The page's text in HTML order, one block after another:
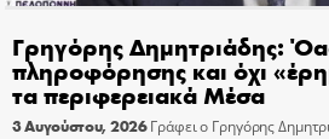
Γρηγόρης Δημητριάδης:
πληροφόρησης και όχι
τα περιφερειακά Μέσα
3 Αυγούστου, 2026 Γράφει ο Γρηγόρης